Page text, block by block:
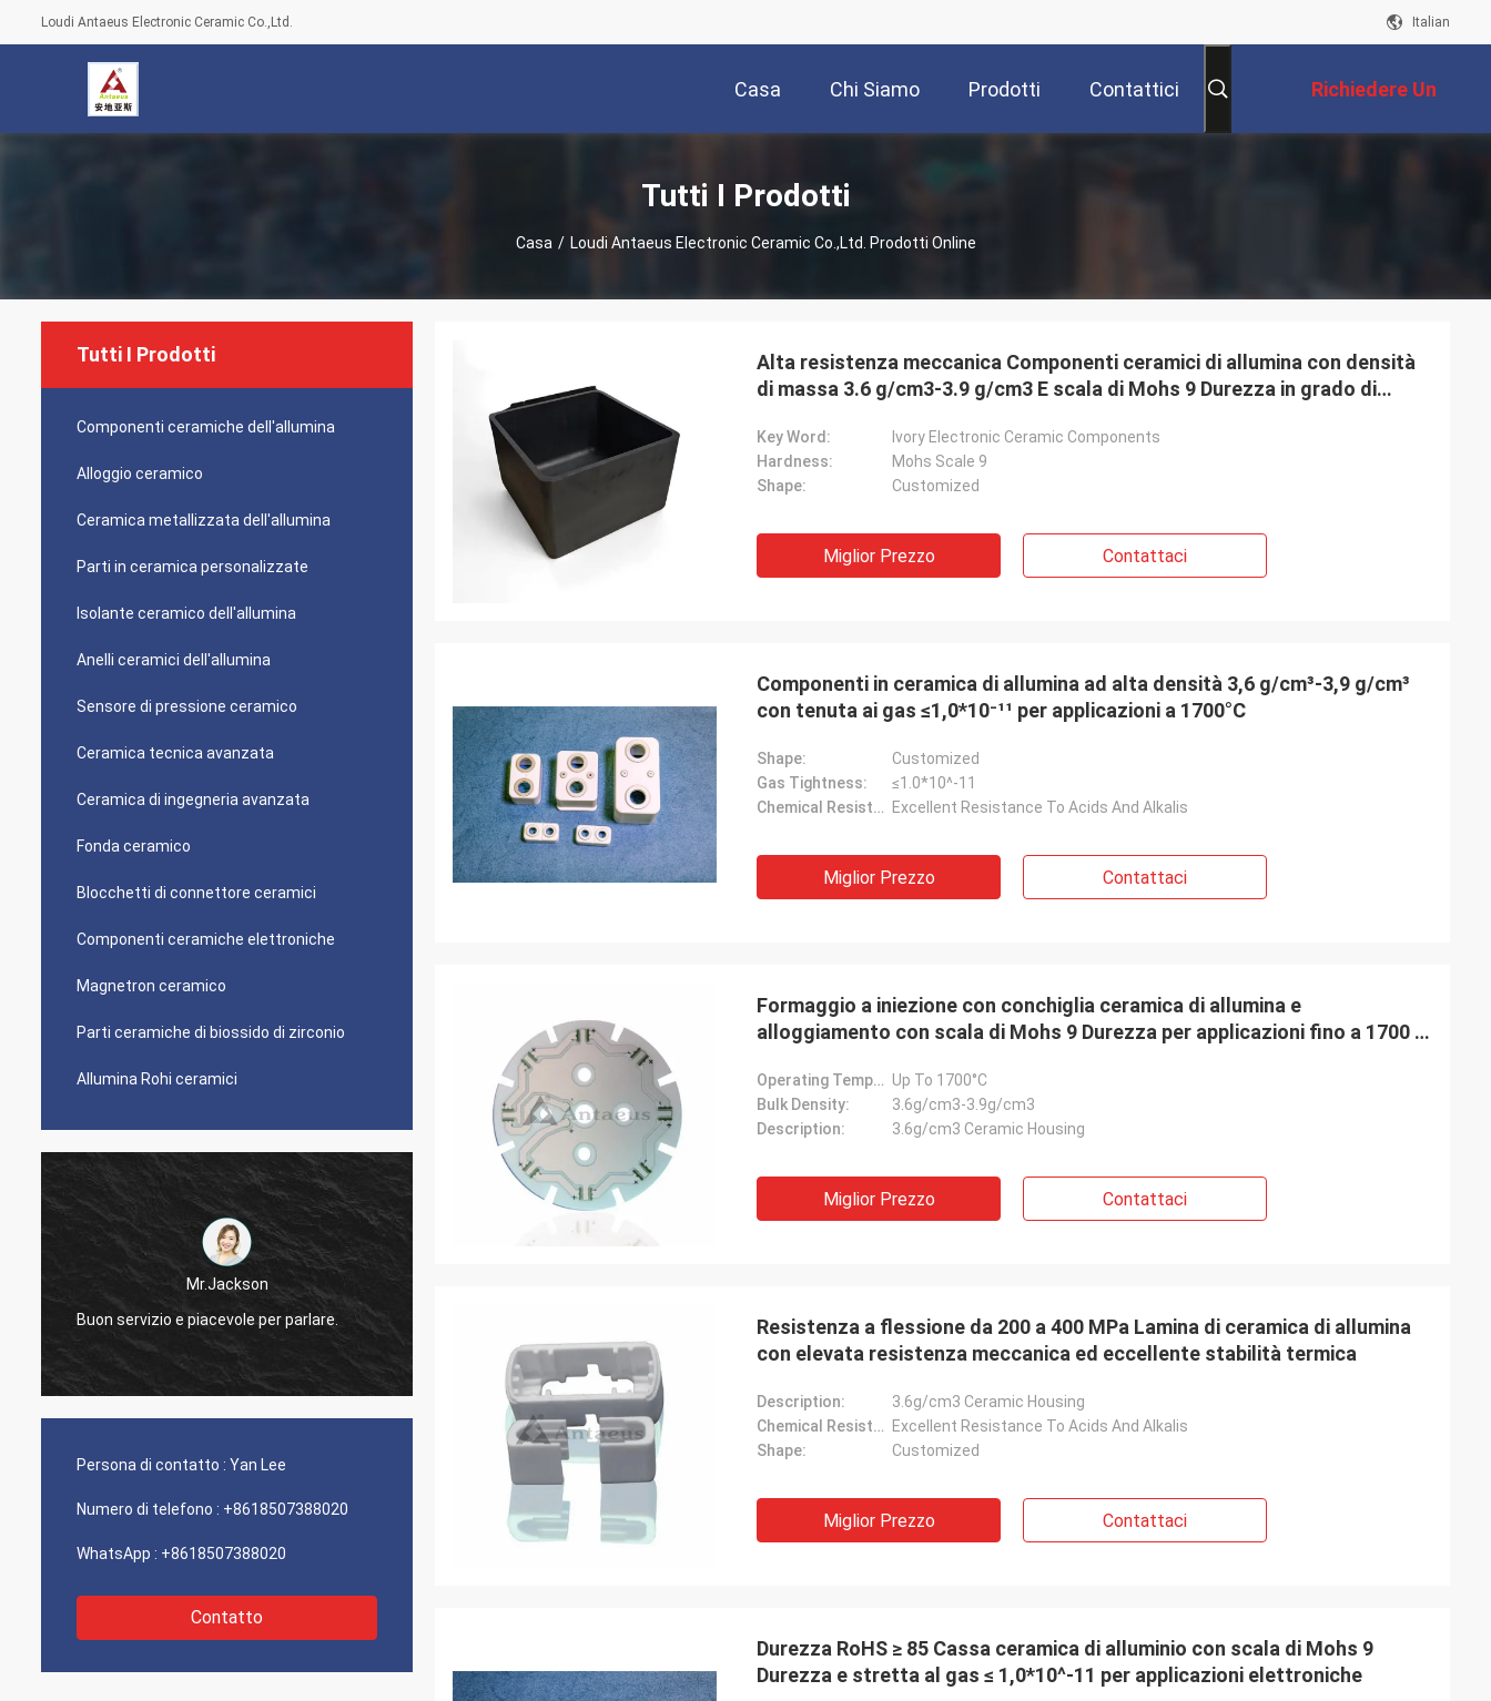
Loudi Antaeus Electronic Ceramic Co.,Ltd. Italian
Casa Chi Siamo Prodotti Contattici Richiedere Un
Preventivo
Tutti I Prodotti
Casa / Loudi Antaeus Electronic Ceramic Co.,Ltd. Prodotti Online
Tutti I Prodotti
Componenti ceramiche dell'allumina
Alloggio ceramico
Ceramica metallizzata dell'allumina
Parti in ceramica personalizzate
Isolante ceramico dell'allumina
Anelli ceramici dell'allumina
Sensore di pressione ceramico
Ceramica tecnica avanzata
Ceramica di ingegneria avanzata
Fonda ceramico
Blocchetti di connettore ceramici
Componenti ceramiche elettroniche
Magnetron ceramico
Parti ceramiche di biossido di zirconio
Allumina Rohi ceramici
Mr.Jackson
Buon servizio e piacevole per parlare.
Persona di contatto : Yan Lee
Numero di telefono : +8618507388020
WhatsApp : +8618507388020
Contatto
Alta resistenza meccanica Componenti ceramici di allumina con densità
di massa 3.6 g/cm3-3.9 g/cm3 E scala di Mohs 9 Durezza in grado di
Key Word:
Ivory Electronic Ceramic Components
Hardness:
Mohs Scale 9
Shape:
Customized
Miglior Prezzo Contattaci
Componenti in ceramica di allumina ad alta densità 3,6 g/cm³-3,9 g/cm³
con tenuta ai gas ≤1,0*10⁻¹¹ per applicazioni a 1700°C
Shape:
Customized
Gas Tightness:
≤1.0*10^-11
Chemical Resistance:
Excellent Resistance To Acids And Alkalis
Miglior Prezzo Contattaci
Formaggio a iniezione con conchiglia ceramica di allumina e
alloggiamento con scala di Mohs 9 Durezza per applicazioni fino a 1700 °
Operating Temperature: Up To 1700°C
Bulk Density:
3.6g/cm3-3.9g/cm3
Description:
3.6g/cm3 Ceramic Housing
Miglior Prezzo Contattaci
Resistenza a flessione da 200 a 400 MPa Lamina di ceramica di allumina
con elevata resistenza meccanica ed eccellente stabilità termica
Description:
3.6g/cm3 Ceramic Housing
Chemical Resistance:
Excellent Resistance To Acids And Alkalis
Shape:
Customized
Miglior Prezzo Contattaci
Durezza RoHS ≥ 85 Cassa ceramica di alluminio con scala di Mohs 9
Durezza e stretta al gas ≤ 1,0*10^-11 per applicazioni elettroniche